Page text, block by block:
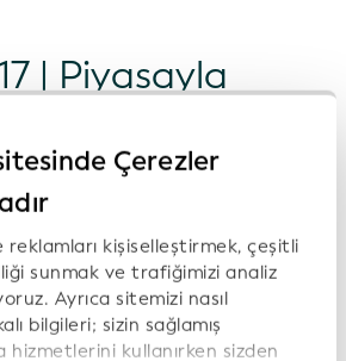
Çerezler
kişiselleştirmek, çeşitli
sunmak ve trafiğimizi analiz
Ayrıca sitemizi nasıl
bilgileri; sizin sağlamış
hizmetlerini kullanırken sizden
| Piyasayla
Rusya